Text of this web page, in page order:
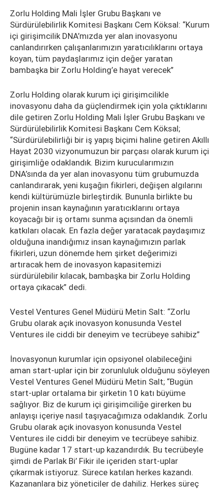
Zorlu Holding Mali İşler Grubu Başkanı ve
Sürdürülebilirlik Komitesi Başkanı Cem Köksal: “Kurum
içi girişimcilik DNA’mızda yer alan inovasyonu
canlandırırken çalışanlarımızın yaratıcılıklarını ortaya
koyan, tüm paydaşlarımız için değer yaratan
bambaşka bir Zorlu Holding’e hayat verecek”
Zorlu Holding olarak kurum içi girişimcilikle
inovasyonu daha da güçlendirmek için yola çıktıklarını
dile getiren Zorlu Holding Mali İşler Grubu Başkanı ve
Sürdürülebilirlik Komitesi Başkanı Cem Köksal;
“Sürdürülebilirliği bir iş yapış biçimi haline getiren Akıllı
Hayat 2030 vizyonumuzun bir parçası olarak kurum içi
girişimliğe odaklandık. Bizim kurucularımızın
DNA’sında da yer alan inovasyonu tüm grubumuzda
canlandırarak, yeni kuşağın fikirleri, değişen algılarını
kendi kültürümüzle birleştirdik. Bununla birlikte bu
projenin insan kaynağının yaratıcıklarını ortaya
koyacağı bir iş ortamı sunma açısından da önemli
katkıları olacak. En fazla değer yaratacak paydaşımız
olduğuna inandığımız insan kaynağımızın parlak
fikirleri, uzun dönemde hem şirket değerimizi
artıracak hem de inovasyon kapasitemizi
sürdürülebilir kılacak, bambaşka bir Zorlu Holding
ortaya çıkacak” dedi.
Vestel Ventures Genel Müdürü Metin Salt: “Zorlu
Grubu olarak açık inovasyon konusunda Vestel
Ventures ile ciddi bir deneyim ve tecrübeye sahibiz”
İnovasyonun kurumlar için opsiyonel olabileceğini
aman start-uplar için bir zorunluluk olduğunu söyleyen
Vestel Ventures Genel Müdürü Metin Salt; “Bugün
start-uplar ortalama bir şirketin 10 katı büyüme
sağlıyor. Biz de kurum içi girişimciliğe girerken bu
anlayışı içeriye nasıl taşıyacağımıza odaklandık. Zorlu
Grubu olarak açık inovasyon konusunda Vestel
Ventures ile ciddi bir deneyim ve tecrübeye sahibiz.
Bugüne kadar 17 start-up kazandırdık. Bu tecrübeyle
şimdi de Parlak Bi’ Fikir ile içeriden start-uplar
çıkarmak istiyoruz. Sürece katılan herkes kazandı.
Kazananlara biz yöneticiler de dahiliz. Herkes süreç